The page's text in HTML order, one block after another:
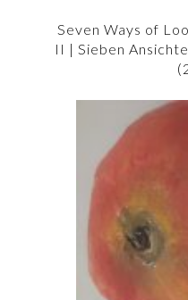
Seven Ways of
II | Sieben